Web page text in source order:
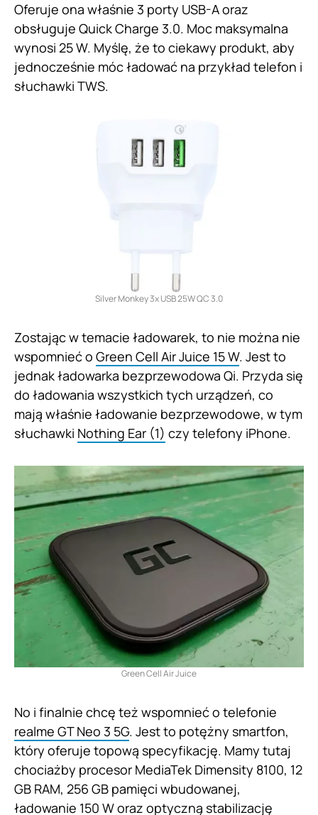
Oferuje ona właśnie 3 porty USB-A oraz
obsługuje Quick Charge 3.0. Moc maksymalna
wynosi 25 W. Myślę, że to ciekawy produkt, aby
jednocześnie móc ładować na przykład telefon i
słuchawki TWS.
Silver Monkey 3x USB 25W QC 3.0
Zostając w temacie ładowarek, to nie można nie
wspomnieć o Green Cell Air Juice 15 W. Jest to
jednak ładowarka bezprzewodowa Qi. Przyda się
do ładowania wszystkich tych urządzeń, co
mają właśnie ładowanie bezprzewodowe, w tym
słuchawki Nothing Ear (1) czy telefony iPhone.
Green Cell Air Juice
No i finalnie chcę też wspomnieć o telefonie
realme GT Neo 3 5G. Jest to potężny smartfon,
który oferuje topową specyfikację. Mamy tutaj
chociażby procesor MediaTek Dimensity 8100, 12
GB RAM, 256 GB pamięci wbudowanej,
ładowanie 150 W oraz optyczną stabilizację